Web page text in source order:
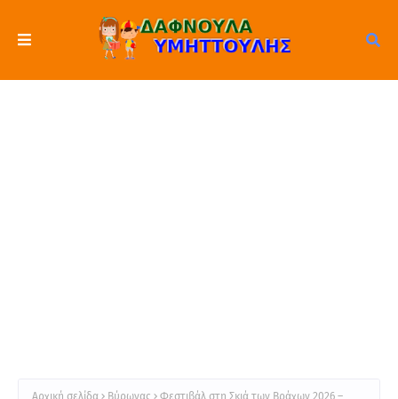
Αρχική σελίδα Βύρωνας
Φεστιβάλ στη Σκιά των Βράχων 2026 –